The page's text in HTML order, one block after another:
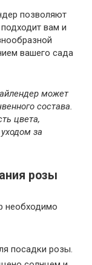
позволяют
вам и
вашего сада
может
состава.
цвета,
за
розы
необходимо
посадки розы.